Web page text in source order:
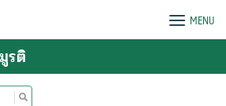
MENU
รติ